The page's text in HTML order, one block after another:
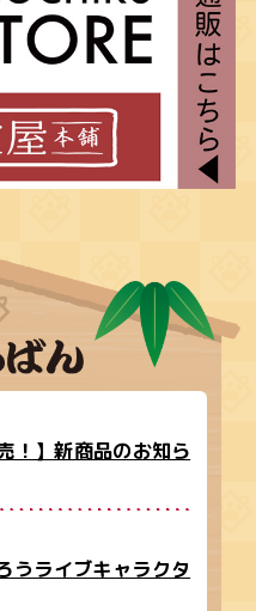
！】新商品のお知ら
うライブキャラクタ